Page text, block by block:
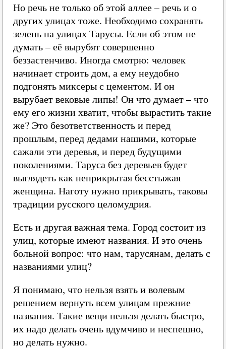
Но речь не только об этой аллее – речь и о
других улицах тоже. Необходимо сохранять
зелень на улицах Тарусы. Если об этом не
думать – её вырубят совершенно
беззастенчиво. Иногда смотрю: человек
начинает строить дом, а ему неудобно
подгонять миксеры с цементом. И он
вырубает вековые липы! Он что думает – что
ему его жизни хватит, чтобы вырастить такие
же? Это безответственность и перед
прошлым, перед дедами нашими, которые
сажали эти деревья, и перед будущими
поколениями. Таруса без деревьев будет
выглядеть как неприкрытая бесстыжая
женщина. Наготу нужно прикрывать, таковы
традиции русского целомудрия.
Есть и другая важная тема. Город состоит из
улиц, которые имеют названия. И это очень
больной вопрос: что нам, тарусянам, делать с
названиями улиц?
Я понимаю, что нельзя взять и волевым
решением вернуть всем улицам прежние
названия. Такие вещи нельзя делать быстро,
их надо делать очень вдумчиво и неспешно,
но делать нужно.